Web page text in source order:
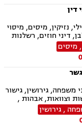
דין
נזיקין, מיסים, מיסוי
דיני חוזים, רשלנות
הוצאה לפועל,
פירעון, עבירות
תביעות גזזת
, מיסים
גירושין, גישור
וצוואות, אבהות ,
רכוש, ידועים בציבור,
,גירושין